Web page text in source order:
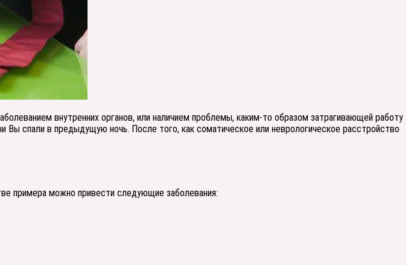
внутренних органов, или наличием проблемы, каким-то образом затрагивающей работу
спали в предыдущую ночь. После того, как соматическое или неврологическое расстройство
примера можно привести следующие заболевания: